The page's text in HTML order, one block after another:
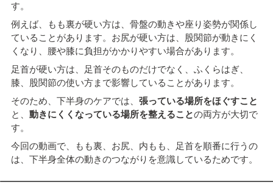
す。
例えば、もも裏が硬い方は、骨盤の動きや座り姿勢が関係し
ていることがあります。お尻が硬い方は、股関節が動きにく
くなり、腰や膝に負担がかかりやすい場合があります。
足首が硬い方は、足首そのものだけでなく、ふくらはぎ、
膝、股関節の使い方まで影響していることがあります。
そのため、下半身のケアでは、 張っている場所をほぐすこと
と、 動きにくくなっている場所を整えることの両方が大切で
す。
今回の動画で、もも裏、お尻、内もも、足首を順番に行うの
は、下半身全体の動きのつながりを意識しているためです。